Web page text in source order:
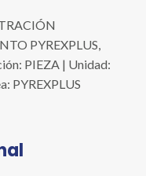
PYREXPLUS,
PIEZA | Unidad:
PYREXPLUS